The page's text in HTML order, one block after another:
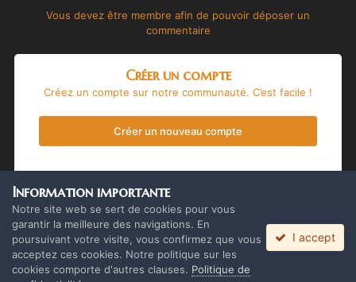
Vous devez être membre afin de pouvoir déposer un
commentaire
Créer un compte
Créez un compte sur notre communauté. C’est facile !
Créer un nouveau compte
Vous avez déjà un compte ? Connectez-vous ici.
Connectez-vous maintenant
Information importante
Notre site web se sert de cookies pour vous
garantir la meilleure des navigations. En
poursuivant votre visite, vous confirmez que vous
acceptez ces cookies. Notre politique sur les
cookies comporte d'autres clauses. Politique de
I accept